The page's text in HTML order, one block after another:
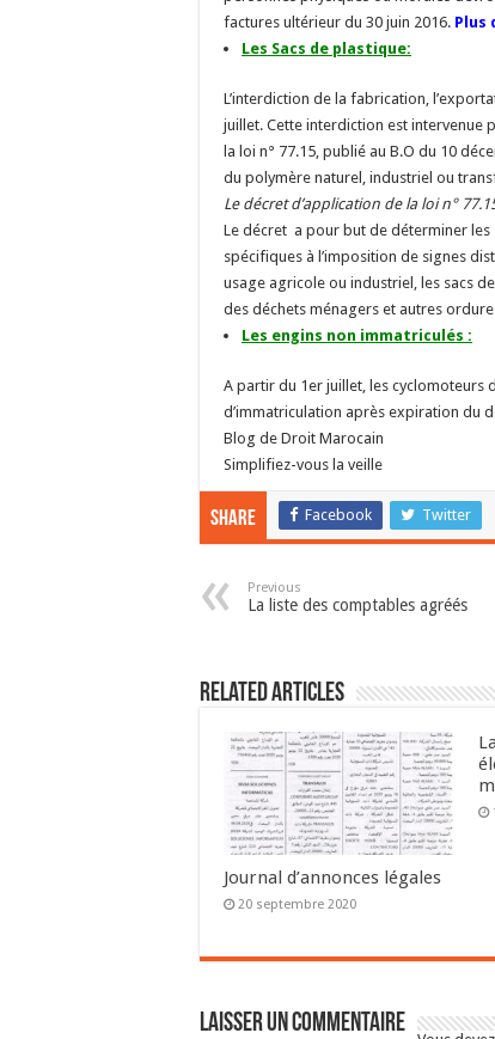
factures ultérieur du 30 juin 2016. Plus
Les Sacs de plastique:
L’interdiction de la fabrication,
juillet. Cette interdiction est intervenue
la loi n° 77.15, publié au B.O du 10
du polymère naturel, industriel ou
Le décret d’application de la loi n°
Le décret a pour but de déterminer les
spécifiques à l’imposition de signes
usage agricole ou industriel, les sacs
des déchets ménagers et autres
Les engins non immatriculés :
A partir du 1er juillet, les cyclomoteurs
d’immatriculation après expiration du
Blog de Droit Marocain
Simplifiez-vous la veille
Share Facebook Twitter
Previous
La liste des comptables agréés
Related Articles
Journal d’annonces légales
20 septembre 2020
Laisser un commentaire